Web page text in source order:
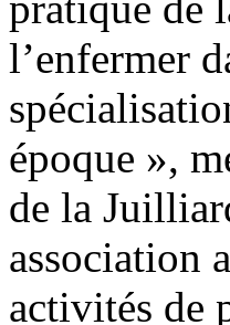
l’enfermer
époque »,
de la
association
activités de